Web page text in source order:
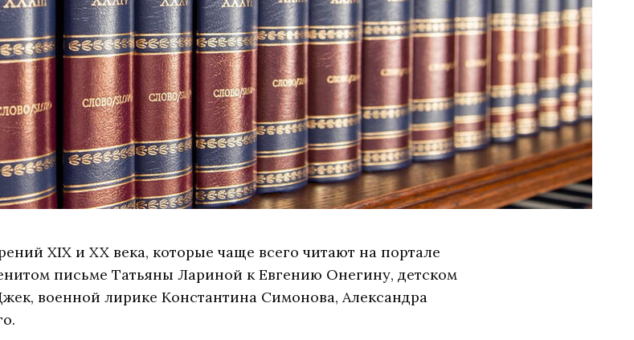
XIX и XX века, которые чаще всего читают на портале
письме Татьяны Лариной к Евгению Онегину, детском
военной лирике Константина Симонова, Александра